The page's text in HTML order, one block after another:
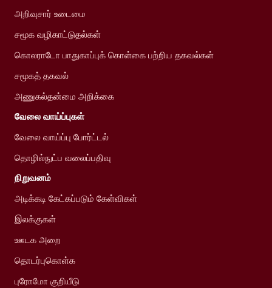
அறிவுசார் உடைமை
சமூக வழிகாட்டுதல்கள்
கொலராடோ பாதுகாப்புக் கொள்கை பற்றிய தகவல்கள்
சமூகத் தகவல்
அணுகல்தன்மை அறிக்கை
வேலை வாய்ப்புகள்
வேலை வாய்ப்பு போர்ட்டல்
தொழில்நுட்ப வலைப்பதிவு
நிறுவனம்
அடிக்கடி கேட்கப்படும் கேள்விகள்
இலக்குகள்
ஊடக அறை
தொடர்புகொள்க
புரோமோ குறியீடு